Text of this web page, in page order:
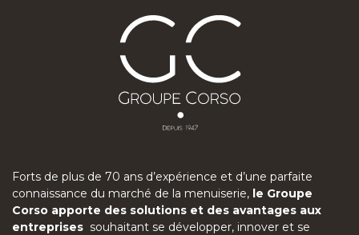
Forts de plus de 70 ans d’expérience et d’une parfaite
connaissance du marché de la menuiserie, le Groupe
Corso apporte des solutions et des avantages aux
entreprises souhaitant se développer, innover et se